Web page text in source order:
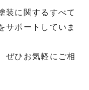
装に関するすべて
サポートしていま
ぜひお気軽にご相